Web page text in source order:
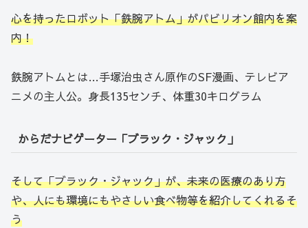
心を持ったロボット「鉄腕アトム」がパビリオン館内を案
内！
鉄腕アトムとは…手塚治虫さん原作のSF漫画、テレビア
ニメの主人公。身長135センチ、体重30キログラム
からだナビゲーター「ブラック・ジャック」
そして「ブラック・ジャック」が、未来の医療のあり方
や、人にも環境にもやさしい食べ物等を紹介してくれるそ
う